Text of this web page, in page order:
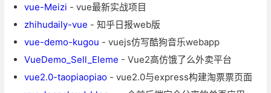
vue-Meizi - vue最新实战项目
zhihudaily-vue - 知乎日报web版
vue-demo-kugou - vuejs仿写酷狗音乐webapp
VueDemo_Sell_Eleme - Vue2高仿饿了么外卖平台
vue2.0-taopiaopiao- vue2.0与express构建淘票票页面